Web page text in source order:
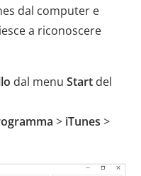
dal computer e
a riconoscere
dal menu Start del
> iTunes >